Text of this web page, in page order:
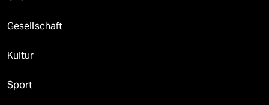
Gesellschaft
Kultur
Sport